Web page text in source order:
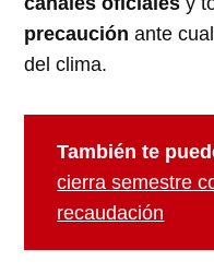
precaución ante
del clima.
También te
cierra semestre
recaudación